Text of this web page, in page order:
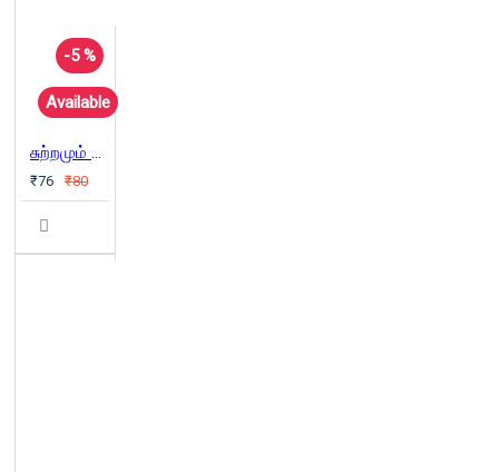
-5 %
Available
சுற்றமும் சூழலும் நட்பும்
₹76 ₹80